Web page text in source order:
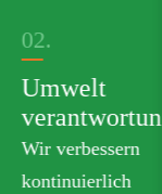
02.
Umwelt
verantwortung
Wir verbessern
kontinuierlich